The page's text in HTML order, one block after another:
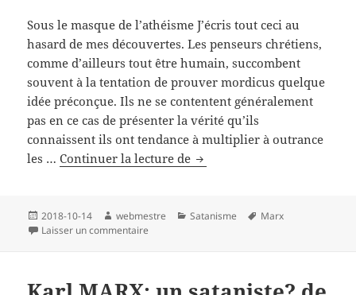
Sous le masque de l’athéisme J’écris tout ceci au
hasard de mes découvertes. Les penseurs chrétiens,
comme d’ailleurs tout être humain, succombent
souvent à la tentation de prouver mordicus quelque
idée préconçue. Ils ne se contentent généralement
pas en ce cas de présenter la vérité qu’ils
connaissent ils ont tendance à multiplier à outrance
les …Continuer la lecture de Karl
sataniste?
(4/7)
Publié
le
2018-10-14 Auteur
webmestre Catégories
Satanisme
Mots-
Marx
Laisser un commentaire